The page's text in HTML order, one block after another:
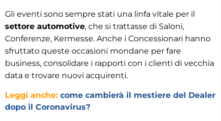
Gli eventi sono sempre stati una linfa vitale per il
settore automotive, che si trattasse di Saloni,
Conferenze, Kermesse. Anche i Concessionari hanno
sfruttato queste occasioni mondane per fare
business, consolidare i rapporti con i clienti di vecchia
data e trovare nuovi acquirenti.
Leggi anche: come cambierà il mestiere del Dealer
dopo il Coronavirus?